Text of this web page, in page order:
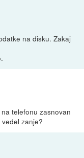
na disku. Zakaj
telefonu zasnovan
zanje?